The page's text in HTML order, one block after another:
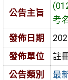
公告主旨
考
發佈日期
發佈單位
註
公告類別
最